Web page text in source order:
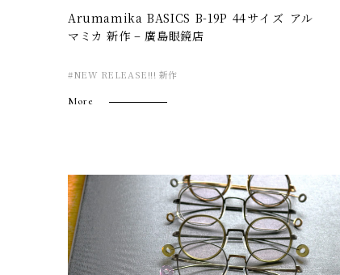
Arumamika BASICS B-19P 44サイズ アル
マミカ 新作 – 廣島眼鏡店
#NEW RELEASE!!! 新作
More